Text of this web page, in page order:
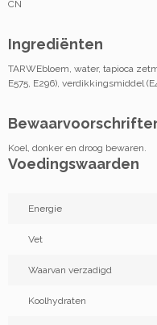
CN
Ingrediënten
TARWEbloem, water, tapioca
E575, E296), verdikkingsmiddel
Koel, donker en droog bewaren.
Voedingswaarden
Energie
Vet
Waarvan verzadigd
Koolhydraten